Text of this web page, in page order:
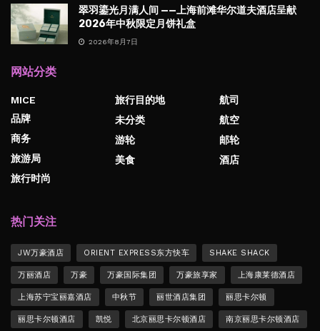
翠羽鎏光月满人间 ——上海前滩华尔道夫酒店呈献
2026年中秋限定月饼礼盒
2026年8月7日
网站分类
MICE
品牌
商务
旅游局
旅行时尚
旅行目的地
未分类
游轮
美食
航司
航空
邮轮
酒店
热门关注
JW万豪酒店 ORIENT EXPRESS东方快车 SHAKE SHACK
万丽酒店 万豪 万豪国际集团 万豪旅享家 上海康莱德酒店
上海苏宁宝丽嘉酒店 中秋节 丽世酒店集团 丽思卡尔顿
丽思卡尔顿酒店 凯悦 北京丽思卡尔顿酒店 南京丽思卡尔顿酒店